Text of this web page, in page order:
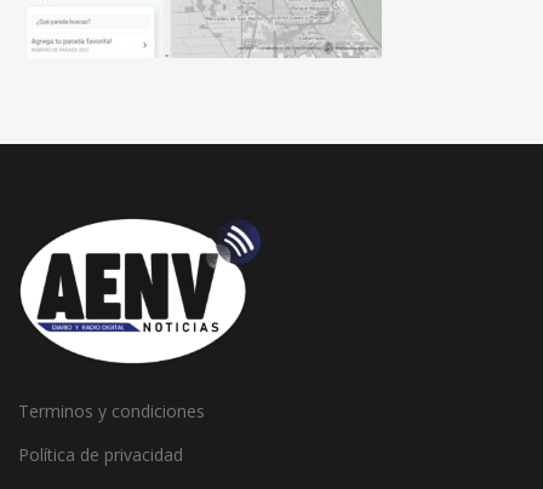
Terminos y condiciones
Política de privacidad